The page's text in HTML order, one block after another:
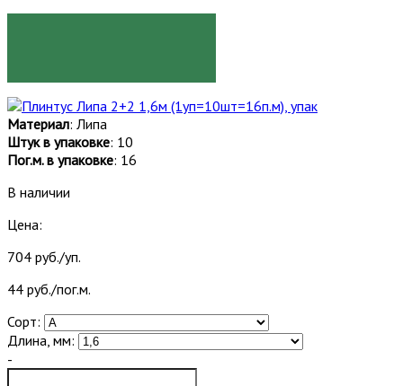
Материал: Липа
Штук в упаковке: 10
Пог.м. в упаковке: 16
В наличии
Цена:
704 руб./уп.
44 руб./пог.м.
Сорт:
Длина, мм:
-